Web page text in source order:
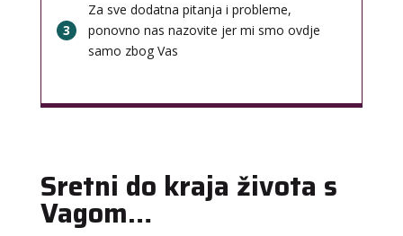
3
Za sve dodatna pitanja i probleme,
ponovno nas nazovite jer mi smo ovdje
samo zbog Vas
Sretni do kraja života s
Vagom…